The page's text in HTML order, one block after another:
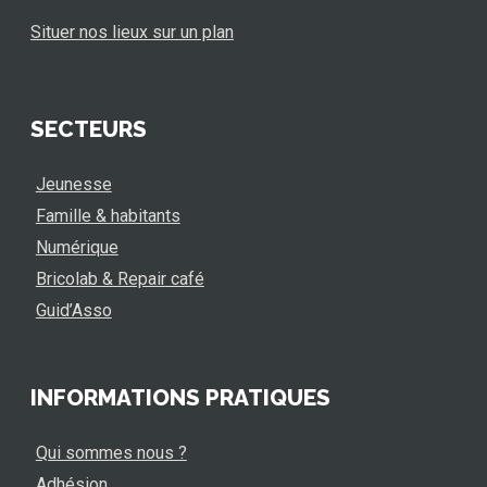
Situer nos lieux sur un plan
SECTEURS
Jeunesse
Famille & habitants
Numérique
Bricolab & Repair café
Guid’Asso
INFORMATIONS PRATIQUES
Qui sommes nous ?